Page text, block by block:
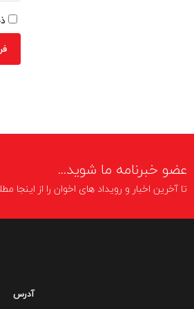
عضو خبرنامه ما شوید...
تا آخرین اخبار و رویداد های اخوان را از اینجا
آدرس